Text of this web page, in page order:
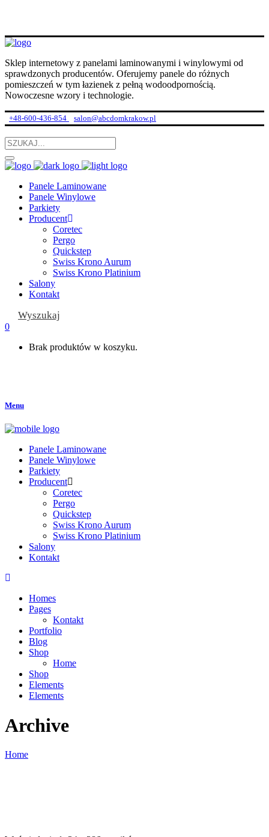
Sklep internetowy z panelami laminowanymi i winylowymi od
sprawdzonych producentów. Oferujemy panele do różnych
pomieszczeń w tym łazienek z pełną wodoodpornością.
Nowoczesne wzory i technologie.
+48-600-436-854 salon@abcdomkrakow.pl
Panele Laminowane
Panele Winylowe
Parkiety
Producent
Coretec
Pergo
Quickstep
Swiss Krono Aurum
Swiss Krono Platinium
Salony
Kontakt
Wyszukaj
0
Brak produktów w koszyku.
Menu
Panele Laminowane
Panele Winylowe
Parkiety
Producent
Coretec
Pergo
Quickstep
Swiss Krono Aurum
Swiss Krono Platinium
Salony
Kontakt
Homes
Pages
Kontakt
Portfolio
Blog
Shop
Home
Shop
Elements
Elements
Archive
Home